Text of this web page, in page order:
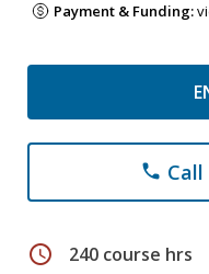
Payment & Funding:
phone Call
schedule 240 course hrs